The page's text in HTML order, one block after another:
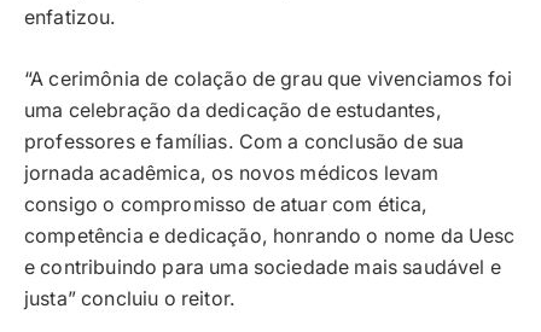
enfatizou.
“A cerimônia de colação de grau que vivenciamos foi
uma celebração da dedicação de estudantes,
professores e famílias. Com a conclusão de sua
jornada acadêmica, os novos médicos levam
consigo o compromisso de atuar com ética,
competência e dedicação, honrando o nome da Uesc
e contribuindo para uma sociedade mais saudável e
justa” concluiu o reitor.